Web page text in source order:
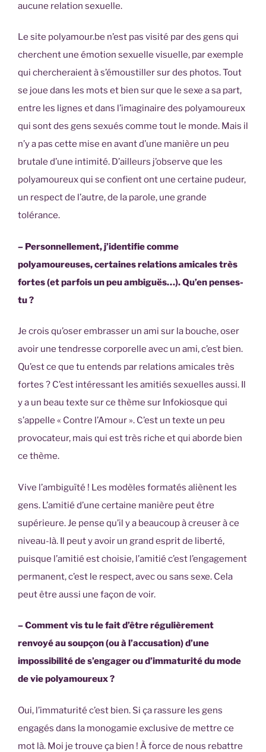
aucune relation sexuelle.
Le site polyamour.be n’est pas visité par des gens qui
cherchent une émotion sexuelle visuelle, par exemple
qui chercheraient à s’émoustiller sur des photos. Tout
se joue dans les mots et bien sur que le sexe a sa part,
entre les lignes et dans l’imaginaire des polyamoureux
qui sont des gens sexués comme tout le monde. Mais il
n’y a pas cette mise en avant d’une manière un peu
brutale d’une intimité. D’ailleurs j’observe que les
polyamoureux qui se confient ont une certaine pudeur,
un respect de l’autre, de la parole, une grande
tolérance.
– Personnellement, j’identifie comme
polyamoureuses, certaines relations amicales très
fortes (et parfois un peu ambiguës…). Qu’en penses-
tu ?
Je crois qu’oser embrasser un ami sur la bouche, oser
avoir une tendresse corporelle avec un ami, c’est bien.
Qu’est ce que tu entends par relations amicales très
fortes ? C’est intéressant les amitiés sexuelles aussi. Il
y a un beau texte sur ce thème sur Infokiosque qui
s’appelle « Contre l’Amour ». C’est un texte un peu
provocateur, mais qui est très riche et qui aborde bien
ce thème.
Vive l’ambiguïté ! Les modèles formatés aliènent les
gens. L’amitié d’une certaine manière peut être
supérieure. Je pense qu’il y a beaucoup à creuser à ce
niveau-là. Il peut y avoir un grand esprit de liberté,
puisque l’amitié est choisie, l’amitié c’est l’engagement
permanent, c’est le respect, avec ou sans sexe. Cela
peut être aussi une façon de voir.
– Comment vis tu le fait d’être régulièrement
renvoyé au soupçon (ou à l’accusation) d’une
impossibilité de s’engager ou d’immaturité du mode
de vie polyamoureux ?
Oui, l’immaturité c’est bien. Si ça rassure les gens
engagés dans la monogamie exclusive de mettre ce
mot là. Moi je trouve ça bien ! À force de nous rebattre